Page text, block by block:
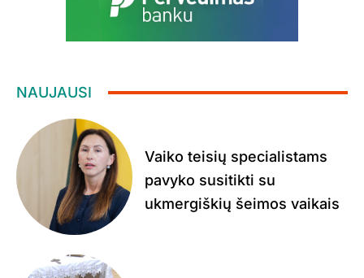
NAUJAUSI
Vaiko teisių specialistams
pavyko susitikti su
ukmergiškių šeimos vaikais